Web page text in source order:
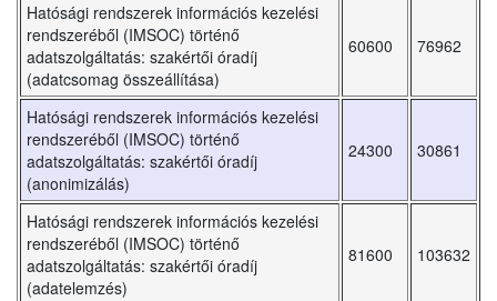
Hatósági rendszerek információs kezelési
rendszeréből (IMSOC) történő
adatszolgáltatás: szakértői óradíj
(adatcsomag összeállítása)
60600 76962
Hatósági rendszerek információs kezelési
rendszeréből (IMSOC) történő
adatszolgáltatás: szakértői óradíj
(anonimizálás)
24300 30861
Hatósági rendszerek információs kezelési
rendszeréből (IMSOC) történő
adatszolgáltatás: szakértői óradíj
(adatelemzés)
81600 103632